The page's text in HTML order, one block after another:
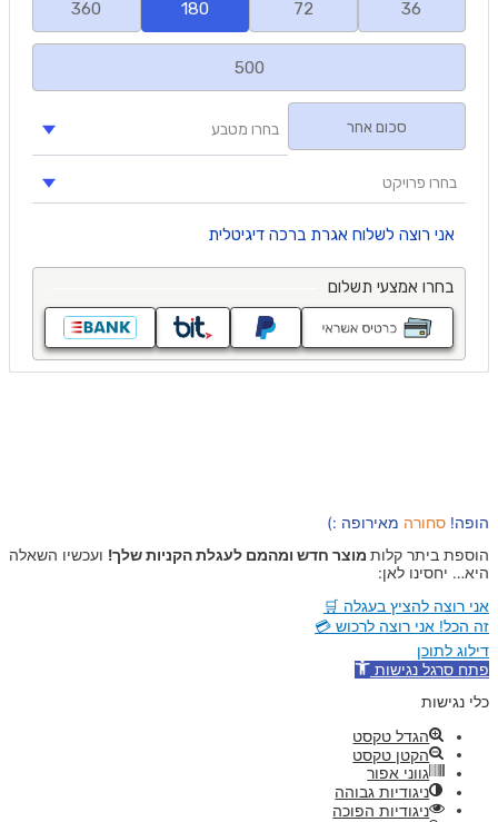
הופה! סחורה מאירופה :)
הוספת ביתר קלות מוצר חדש ומהמם לעגלת הקניות שלך! ועכשיו השאלה
היא… יחסינו לאן:
אני רוצה להציץ בעגלה 🛒
זה הכל! אני רוצה לרכוש 💳
דילוג לתוכן
פתח סרגל נגישות
כלי נגישות
הגדל טקסט
הקטן טקסט
גווני אפור
ניגודיות גבוהה
ניגודיות הפוכה